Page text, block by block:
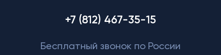
+7 (812) 467-35-15
Бесплатный звонок по России